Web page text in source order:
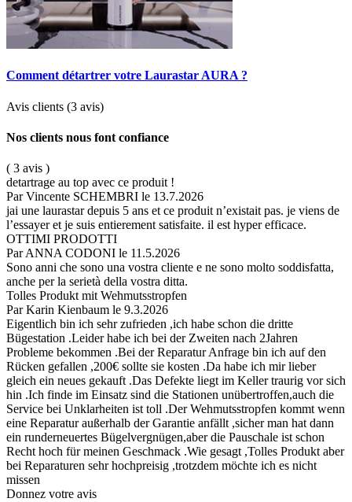
Comment détartrer votre Laurastar AURA ?
Avis clients (3 avis)
Nos clients nous font confiance
( 3 avis )
detartrage au top avec ce produit !
Par Vincente SCHEMBRI le 13.7.2026
jai une laurastar depuis 5 ans et ce produit n’existait pas. je viens de
l’essayer et je suis entierement satisfaite. il est hyper efficace.
OTTIMI PRODOTTI
Par ANNA CODONI le 11.5.2026
Sono anni che sono una vostra cliente e ne sono molto soddisfatta,
anche per la serietà della vostra ditta.
Tolles Produkt mit Wehmutsstropfen
Par Karin Kienbaum le 9.3.2026
Eigentlich bin ich sehr zufrieden ,ich habe schon die dritte
Bügestation .Leider habe ich bei der Zweiten nach 2Jahren
Probleme bekommen .Bei der Reparatur Anfrage bin ich auf den
Rücken gefallen ,200€ sollte sie kosten .Da habe ich mir lieber
gleich ein neues gekauft .Das Defekte liegt im Keller traurig vor sich
hin .Ich finde im Einsatz sind die Stationen unübertroffen,auch die
Service bei Unklarheiten ist toll .Der Wehmutsstropfen kommt wenn
eine Reparatur außerhalb der Garantie anfällt ,sicher man hat dann
ein runderneuertes Bügelvergnügen,aber die Pauschale ist schon
Recht hoch für meinen Geschmack .Wie gesagt ,Tolles Produkt aber
bei Reparaturen sehr hochpreisig ,trotzdem möchte ich es nicht
missen
Donnez votre avis